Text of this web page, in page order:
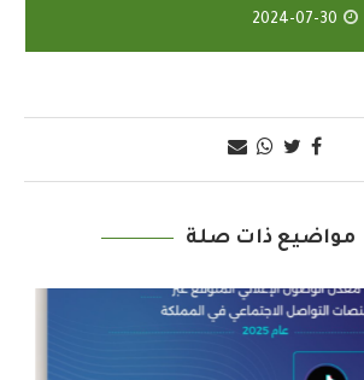
2024-07-30
مواضيع ذات صلة